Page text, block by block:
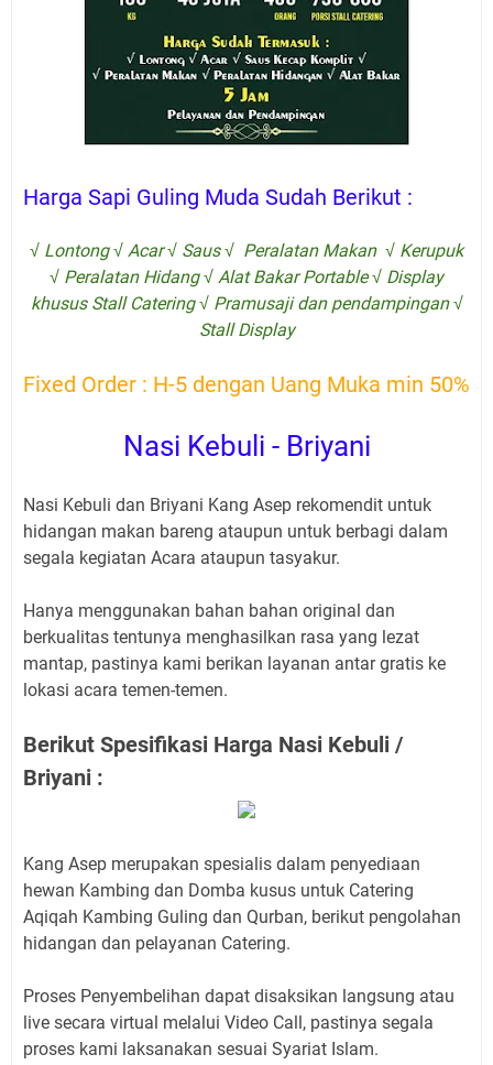
Harga Sapi Guling Muda Sudah Berikut :
√ Lontong √ Acar √ Saus √ Peralatan Makan √ Kerupuk
√ Peralatan Hidang √ Alat Bakar Portable √ Display
khusus Stall Catering √ Pramusaji dan pendampingan √
Stall Display
Fixed Order : H-5 dengan Uang Muka min 50%
Nasi Kebuli - Briyani
Nasi Kebuli dan Briyani Kang Asep rekomendit untuk
hidangan makan bareng ataupun untuk berbagi dalam
segala kegiatan Acara ataupun tasyakur.
Hanya menggunakan bahan bahan original dan
berkualitas tentunya menghasilkan rasa yang lezat
mantap, pastinya kami berikan layanan antar gratis ke
lokasi acara temen-temen.
Berikut Spesifikasi Harga Nasi Kebuli /
Briyani :
Kang Asep merupakan spesialis dalam penyediaan
hewan Kambing dan Domba kusus untuk Catering
Aqiqah Kambing Guling dan Qurban, berikut pengolahan
hidangan dan pelayanan Catering.
Proses Penyembelihan dapat disaksikan langsung atau
live secara virtual melalui Video Call, pastinya segala
proses kami laksanakan sesuai Syariat Islam.